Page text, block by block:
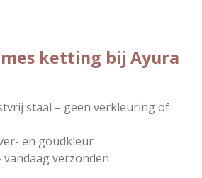
ketting bij Ayura
staal – geen verkleuring of
en goudkleur
verzonden